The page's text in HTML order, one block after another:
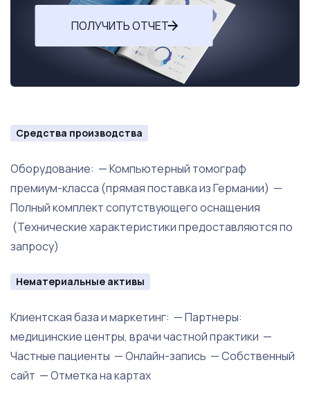
ПОЛУЧИТЬ ОТЧЕТ
Средства производства
Оборудование: — Компьютерный томограф
премиум-класса (прямая поставка из Германии) —
Полный комплект сопутствующего оснащения
(Технические характеристики предоставляются по
запросу)
Нематериальные активы
Клиентская база и маркетинг: — Партнеры:
медицинские центры, врачи частной практики —
Частные пациенты — Онлайн-запись — Собственный
сайт — Отметка на картах